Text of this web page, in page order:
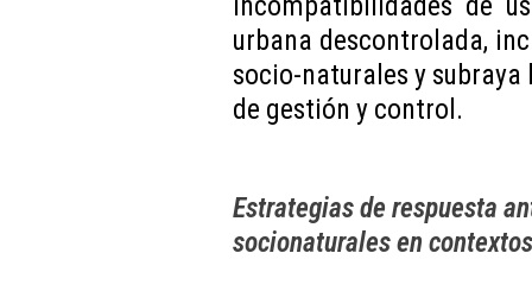
urbana descontrolada,
socio-naturales y
de gestión y control.
Estrategias de respuesta
socionaturales en